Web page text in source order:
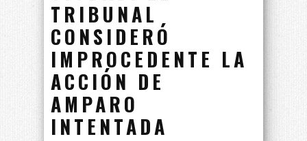
TRIBUNAL
CONSIDERÓ
IMPROCEDENTE LA
ACCIÓN DE
AMPARO
INTENTADA